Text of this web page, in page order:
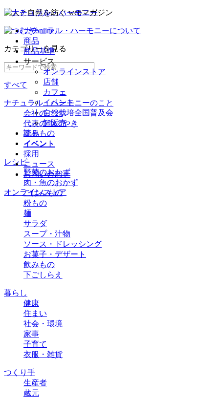
ナチュラル・ハーモニーについて
商品
商品基準
サービス
オンラインストア
店舗
カフェ
イベント
自然栽培全国普及会
卸販売
読みもの
イベント
採用
ニュース
お問い合わせ
オンラインストア
カテゴリーを見る
すべて
ナチュラル・ハーモニーのこと
会社のこと
代表のつぶやき
商品
イベント
レシピ
野菜のおかず
肉・魚のおかず
ごはんもの
粉もの
麺
サラダ
スープ・汁物
ソース・ドレッシング
お菓子・デザート
飲みもの
下ごしらえ
暮らし
健康
住まい
社会・環境
家事
子育て
衣服・雑貨
つくり手
生産者
蔵元